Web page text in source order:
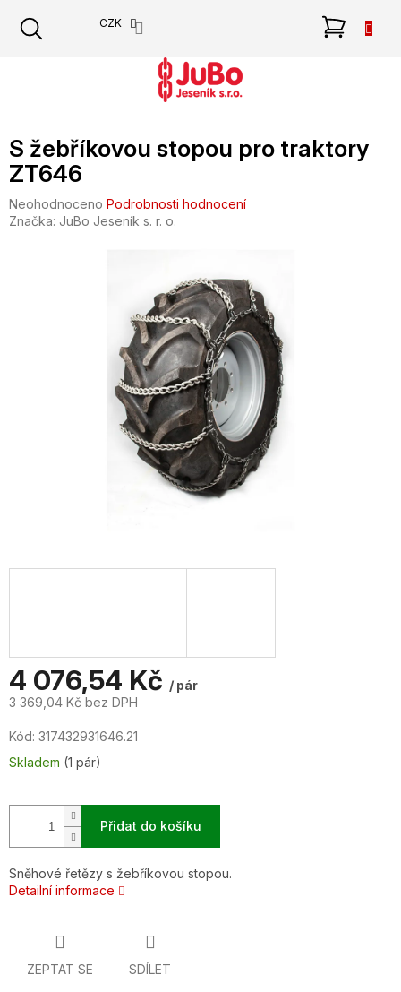
obsah
CZK
S žebříkovou stopou pro traktory
ZT646
Průměrné
hodnocení
Neohodnoceno Podrobnosti hodnocení
Značka: JuBo Jeseník s. r. o.
4 076,54 Kč / pár
3 369,04 Kč bez DPH
cena:
Kód: 317432931646.21
Skladem (1 pár)
Přidat do košíku
Sněhové řetězy s žebříkovou stopou.
Detailní informace
ZEPTAT SE SDÍLET